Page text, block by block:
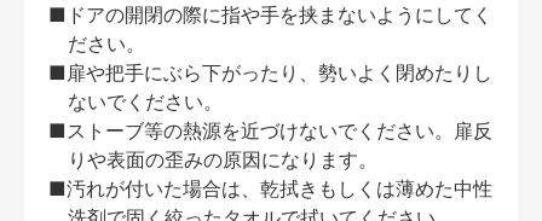
■ドアの開閉の際に指や手を挟まないようにしてく
ださい。
■扉や把手にぶら下がったり、勢いよく閉めたりし
ないでください。
■ストーブ等の熱源を近づけないでください。扉反
りや表面の歪みの原因になります。
■汚れが付いた場合は、乾拭きもしくは薄めた中性